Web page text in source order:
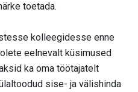
toetada.
kolleegidesse enne
eelnevalt küsimused
ka oma töötajatelt
sise- ja välishinda